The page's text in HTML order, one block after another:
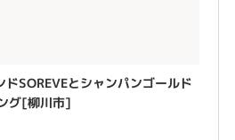
SOREVEとシャンパンゴールド
グ[柳川市]